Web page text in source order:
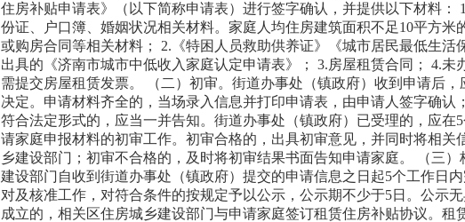
住房补贴申请表》（以下简称申请表）进行签字确认，并提供以下材料：
份证、户口簿、婚姻状况相关材料。家庭人均住房建筑面积不足10平方米
或购房合同等相关材料； 2.《特困人员救助供养证》《城市居民最低生活
出具的《济南市城市中低收入家庭认定申请表》； 3.房屋租赁合同； 4.未
需提交房屋租赁发票。 （二）初审。街道办事处（镇政府）收到申请后，
决定。申请材料齐全的，当场录入信息并打印申请表，由申请人签字确认
符合法定形式的，应当一并告知。街道办事处（镇政府）已受理的，应在
请家庭申报材料的初审工作。初审合格的，出具初审意见，并同时将相关
乡建设部门；初审不合格的，及时将初审结果书面告知申请家庭。 （三
建设部门自收到街道办事处（镇政府）提交的申请信息之日起5个工作日
对及核准工作，对符合条件的按规定予以公示，公示期不少于5日。公示
成立的，相关区住房城乡建设部门与申请家庭签订租赁住房补贴协议。租